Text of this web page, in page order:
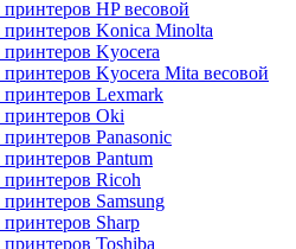
HP весовой
Konica Minolta
Kyocera
Kyocera Mita весовой
Lexmark
Oki
Panasonic
Pantum
Ricoh
Samsung
Sharp
Toshiba